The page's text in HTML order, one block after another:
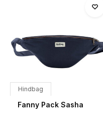
Hindbag
Fanny Pack Sasha